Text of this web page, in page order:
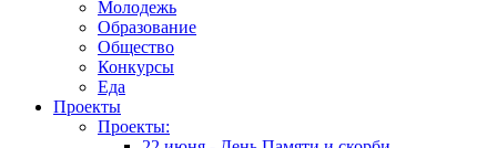
Молодежь
Образование
Общество
Конкурсы
Еда
Проекты
Проекты: